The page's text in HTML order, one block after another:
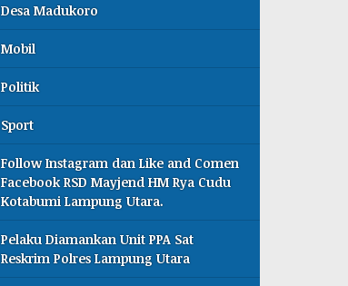
Desa Madukoro
Mobil
Politik
Sport
Follow Instagram dan Like and Comen
Facebook RSD Mayjend HM Rya Cudu
Kotabumi Lampung Utara.
Pelaku Diamankan Unit PPA Sat
Reskrim Polres Lampung Utara